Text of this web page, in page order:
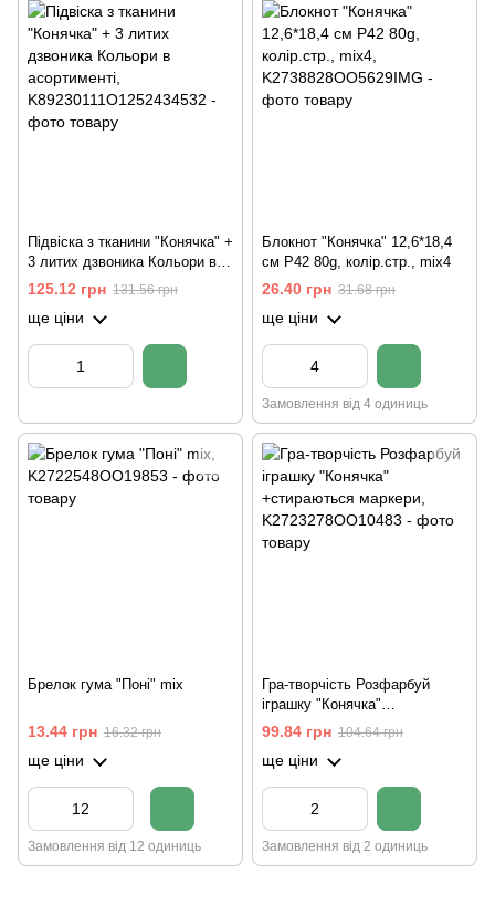
Підвіска з тканини "Конячка" +
3 литих дзвоника Кольори в
асортименті
125.12 грн 131.56 грн
ще ціни
Блокнот "Конячка" 12,6*18,4
см P42 80g, колір.стр., mix4
26.40 грн 31.68 грн
ще ціни
Замовлення від 4 одиниць
Брелок гума "Поні" mix
13.44 грн 16.32 грн
ще ціни
Замовлення від 12 одиниць
Гра-творчість Розфарбуй
іграшку "Конячка"
+стираються маркери
99.84 грн 104.64 грн
ще ціни
Замовлення від 2 одиниць